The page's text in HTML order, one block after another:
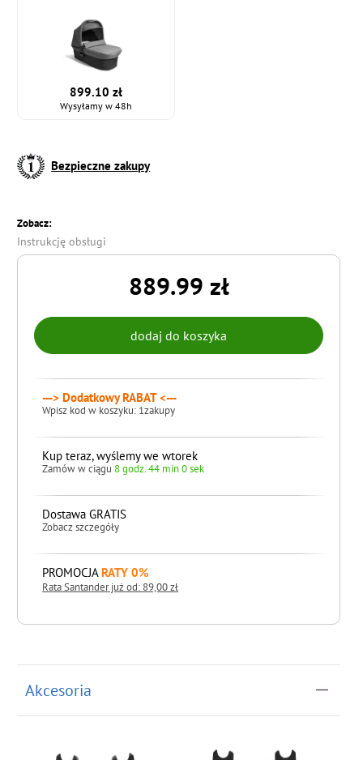
899.10 zł
Wysyłamy w 48h
Bezpieczne zakupy
Zobacz:
Instrukcję obsługi
889.99 zł
---> Dodatkowy RABAT <---
Wpisz kod w koszyku: 1zakupy
Kup teraz, wyślemy we wtorek
Zamów w ciągu 8 godz. 43 min 59 sek
Dostawa GRATIS
Zobacz szczegóły
PROMOCJA RATY 0%
Rata Santander już od: 89,00 zł
Akcesoria